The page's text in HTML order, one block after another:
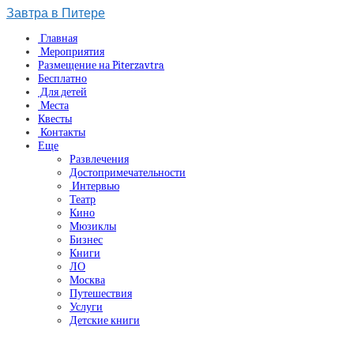
Завтра в Питере
Главная
Мероприятия
Размещение на Piterzavtra
Бесплатно
Для детей
Места
Квесты
Контакты
Еще
Развлечения
Достопримечательности
Интервью
Театр
Кино
Мюзиклы
Бизнес
Книги
ЛО
Москва
Путешествия
Услуги
Детские книги